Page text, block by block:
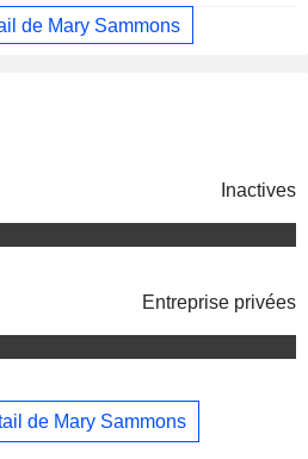
de Mary Sammons
Inactives
Entreprise privées
de Mary Sammons